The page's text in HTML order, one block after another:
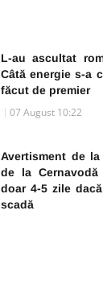
L-au ascultat
Câtă energie s-a
făcut de premier
07 August 10:22
Avertisment de
de la
doar 4-5 zile
scadă